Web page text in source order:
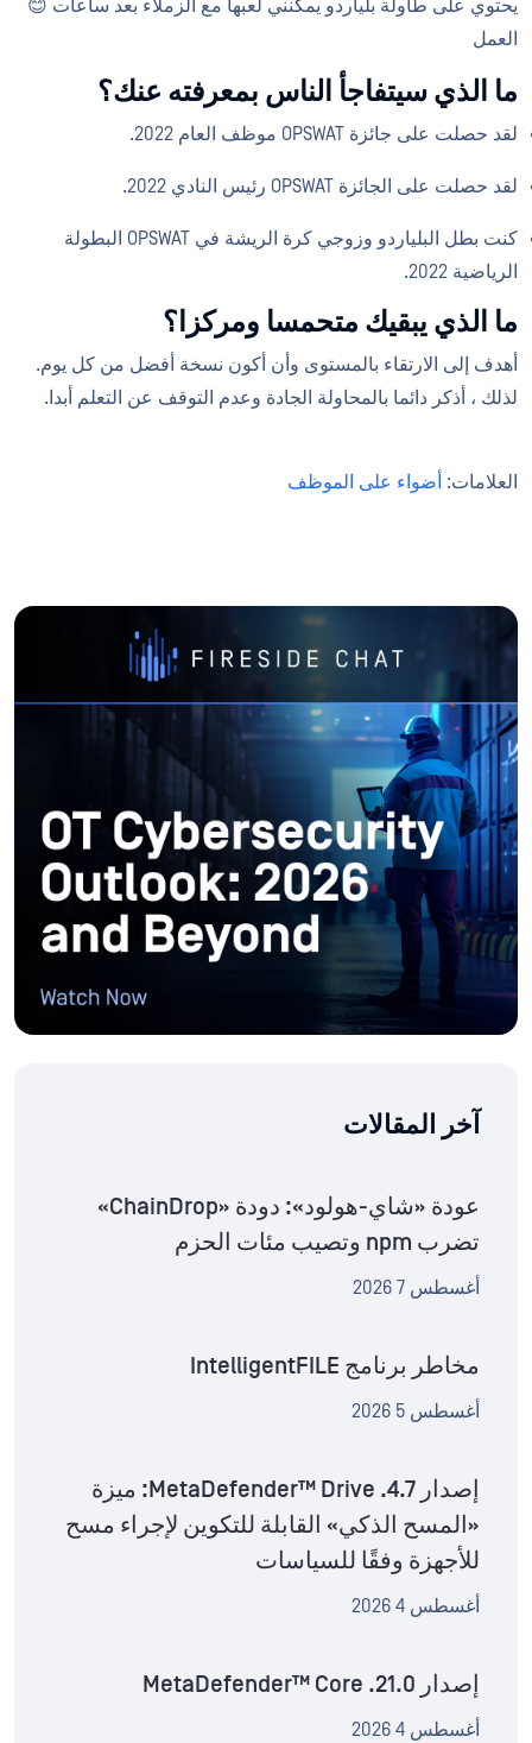
يحتوي على طاولة بلياردو يمكنني لعبها مع الزملاء بعد ساعات 😊
العمل
ما الذي سيتفاجأ الناس بمعرفته عنك؟
لقد حصلت على جائزة OPSWAT موظف العام 2022.
لقد حصلت على الجائزة OPSWAT رئيس النادي 2022.
كنت بطل البلياردو وزوجي كرة الريشة في OPSWAT البطولة
الرياضية 2022.
ما الذي يبقيك متحمسا ومركزا؟
أهدف إلى الارتقاء بالمستوى وأن أكون نسخة أفضل من كل يوم.
لذلك ، أذكر دائما بالمحاولة الجادة وعدم التوقف عن التعلم أبدا.
العلامات: أضواء على الموظف
آخر المقالات
عودة «شاي-هولود»: دودة «ChainDrop»
تضرب npm وتصيب مئات الحزم
أغسطس 7 2026
مخاطر برنامج IntelligentFILE
أغسطس 5 2026
إصدار MetaDefender™ Drive .4.7: ميزة
«المسح الذكي» القابلة للتكوين لإجراء مسح
للأجهزة وفقًا للسياسات
أغسطس 4 2026
إصدار MetaDefender™ Core .21.0
أغسطس 4 2026